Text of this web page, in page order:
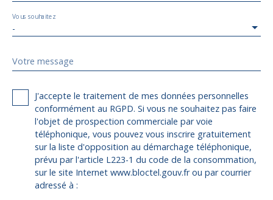
-
Vous souhaitez
Votre message
J'accepte le traitement de mes données personnelles
conformément au RGPD. Si vous ne souhaitez pas faire
l'objet de prospection commerciale par voie
téléphonique, vous pouvez vous inscrire gratuitement
sur la liste d'opposition au démarchage téléphonique,
prévu par l'article L223-1 du code de la consommation,
sur le site Internet www.bloctel.gouv.fr ou par courrier
adressé à :